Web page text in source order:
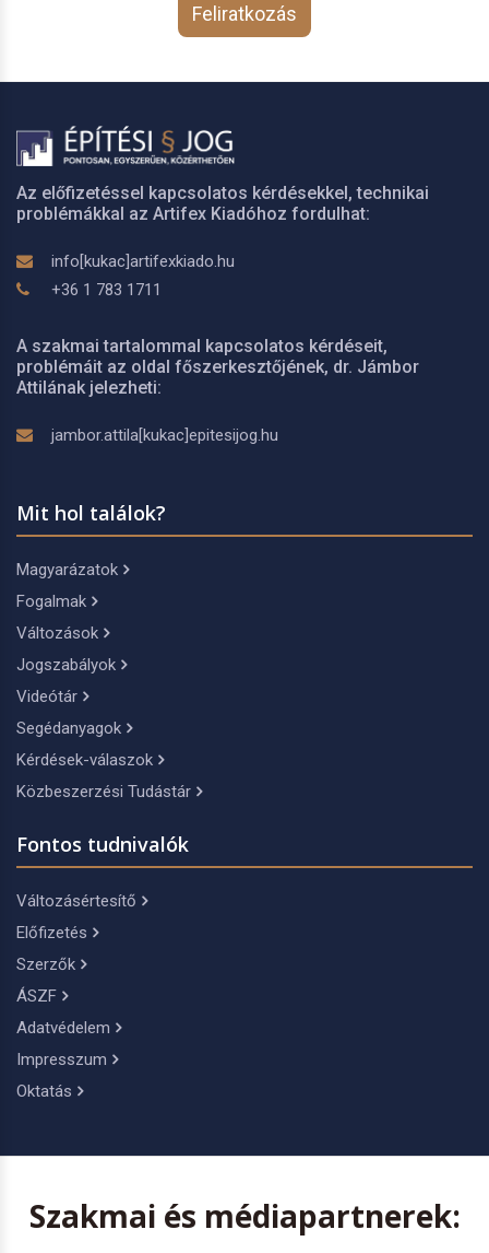
Feliratkozás
Az előfizetéssel kapcsolatos kérdésekkel, technikai
problémákkal az Artifex Kiadóhoz fordulhat:
info[kukac]artifexkiado.hu
+36 1 783 1711
A szakmai tartalommal kapcsolatos kérdéseit,
problémáit az oldal főszerkesztőjének, dr. Jámbor
Attilának jelezheti:
jambor.attila[kukac]epitesijog.hu
Mit hol találok?
Magyarázatok
Fogalmak
Változások
Jogszabályok
Videótár
Segédanyagok
Kérdések-válaszok
Közbeszerzési Tudástár
Fontos tudnivalók
Változásértesítő
Előfizetés
Szerzők
ÁSZF
Adatvédelem
Impresszum
Oktatás
Szakmai és médiapartnerek: